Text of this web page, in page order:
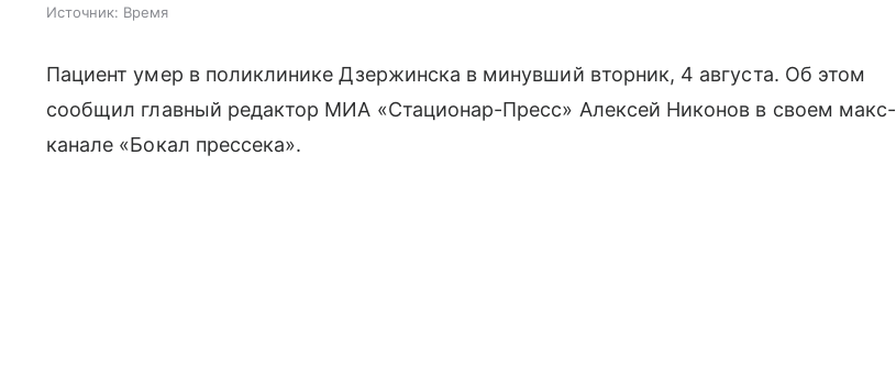
Источник: Время
Пациент умер в поликлинике Дзержинска в минувший вторник, 4 августа. Об этом
сообщил главный редактор МИА «Стационар-Пресс» Алексей Никонов в своем макс-
канале «Бокал прессека».